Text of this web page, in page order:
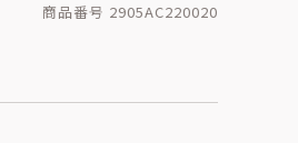
商品番号 2905AC220020